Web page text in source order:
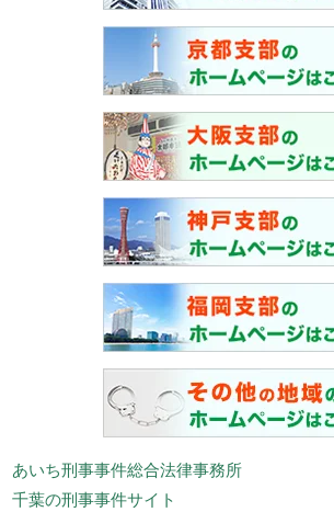
あいち刑事事件総合法律事務所
千葉の刑事事件サイト